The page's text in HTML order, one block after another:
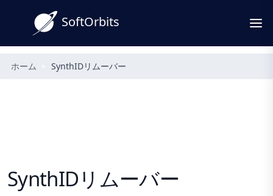
SoftOrbits
ホーム SynthIDリムーバー
SynthIDリムーバー